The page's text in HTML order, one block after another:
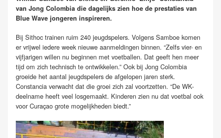
van Jong Colombia die dagelijks zien hoe de prestaties van
Blue Wave jongeren inspireren.
Bij Sithoc trainen ruim 240 jeugdspelers. Volgens Samboe komen
er vrijwel iedere week nieuwe aanmeldingen binnen. “Zelfs vier- en
vijfjarigen willen nu beginnen met voetballen. Dat geeft hen meer
tijd om zich technisch te ontwikkelen.” Ook bij Jong Colombia
groeide het aantal jeugdspelers de afgelopen jaren sterk.
Constancia verwacht dat die groei zich zal voortzetten. “De WK-
deelname heeft veel losgemaakt. Kinderen zien nu dat voetbal ook
voor Curaçao grote mogelijkheden biedt.”